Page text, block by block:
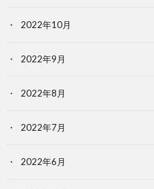
2022年10月
2022年9月
2022年8月
2022年7月
2022年6月